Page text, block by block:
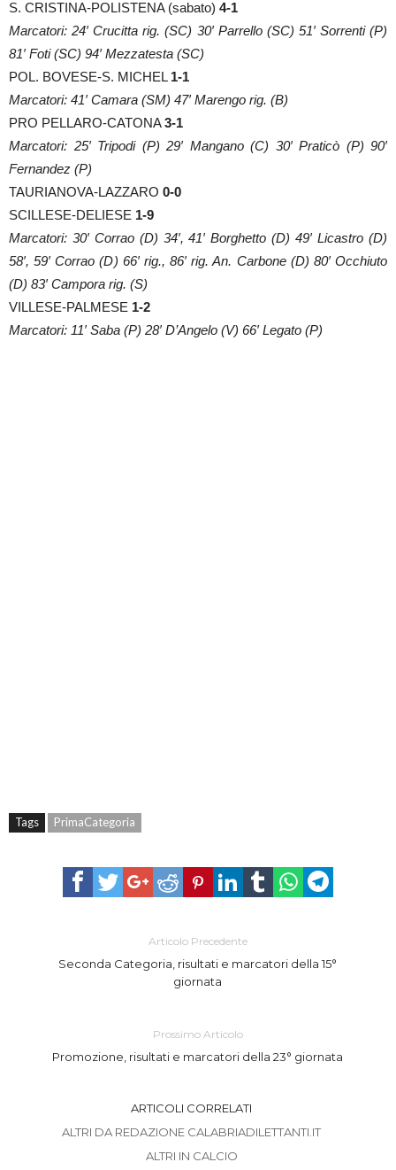
S. CRISTINA-POLISTENA (sabato) 4-1
Marcatori: 24′ Crucitta rig. (SC) 30′ Parrello (SC) 51′ Sorrenti (P)
81′ Foti (SC) 94′ Mezzatesta (SC)
POL. BOVESE-S. MICHEL 1-1
Marcatori: 41′ Camara (SM) 47′ Marengo rig. (B)
PRO PELLARO-CATONA3-1
Marcatori: 25′ Tripodi (P) 29′ Mangano (C) 30′ Praticò (P) 90′
Fernandez (P)
TAURIANOVA-LAZZARO 0-0
SCILLESE-DELIESE 1-9
Marcatori: 30′ Corrao (D) 34′, 41′ Borghetto (D) 49′ Licastro (D)
58′, 59′ Corrao (D) 66′ rig., 86′ rig. An. Carbone (D) 80′ Occhiuto
(D) 83′ Campora rig. (S)
VILLESE-PALMESE 1-2
Marcatori: 11′ Saba (P) 28′ D’Angelo (V) 66′ Legato (P)
Tags PrimaCategoria
Articolo Precedente
Seconda Categoria, risultati e marcatori della 15°
giornata
Prossimo Articolo
Promozione, risultati e marcatori della 23° giornata
ARTICOLI CORRELATI
ALTRI DA REDAZIONE CALABRIADILETTANTI.IT
ALTRI IN CALCIO